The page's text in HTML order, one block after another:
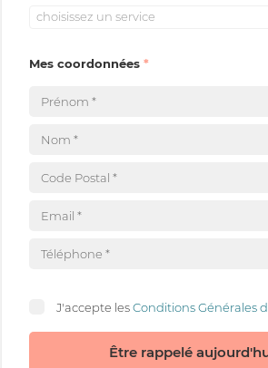
choisissez un service
Mes coordonnées
J'accepte lesConditions Générales
Être rappelé